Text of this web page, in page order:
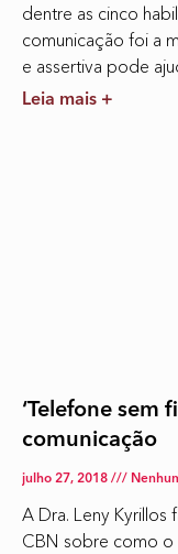
dentre as cinco
comunicação foi a
e assertiva pode
Leia mais +
‘Telefone sem
comunicação
julho 27, 2018
A Dra. Leny Kyrillos
CBN sobre como o